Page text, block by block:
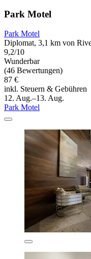
Park Motel
Park Motel
Diplomat, 3,1 km von
9,2/10
Wunderbar
(46 Bewertungen)
87 €
inkl. Steuern & Gebühren
12. Aug.–13. Aug.
Park Motel